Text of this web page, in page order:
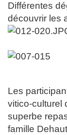
Différentes
découvrir les
Les
vitico-culturel
superbe
famille